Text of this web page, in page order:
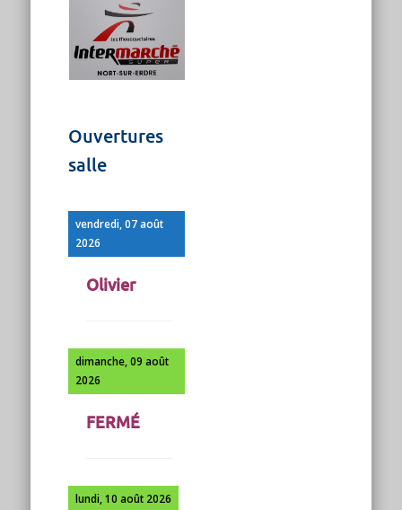
Ouvertures
salle
vendredi, 07 août
2026
Olivier
dimanche, 09 août
2026
FERMÉ
lundi, 10 août 2026